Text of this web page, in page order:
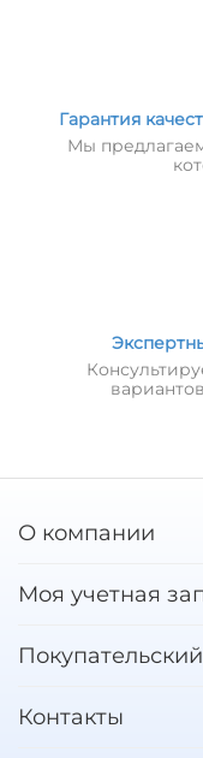
Гарантия
Мы
О компании
Моя учетная
Контакты